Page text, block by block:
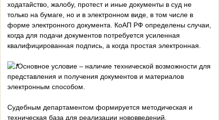
ходатайство, жалобу, протест и иные документы в суд не
только на бумаге, но и в электронном виде, в том числе в
форме электронного документа. КоАП РФ определены случаи,
когда для подачи документов потребуется усиленная
квалифицированная подпись, а когда простая электронная.
️Основное условие – наличие технической возможности для
представления и получения документов и материалов
электронным способом.
Судебным департаментом формируется методическая и
техническая база для реализации нововведений.